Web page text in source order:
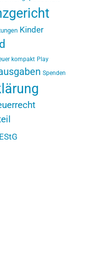
Kinder
kompakt Play
Spenden